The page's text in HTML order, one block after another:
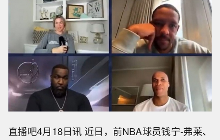
直播吧4月18日讯 近日，前NBA球员钱宁-弗莱、